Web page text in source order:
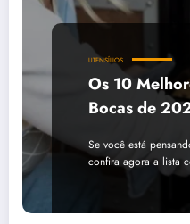
UTENSÍLIOS
Os 10
Bocas de
Se você está
confira agora a lista